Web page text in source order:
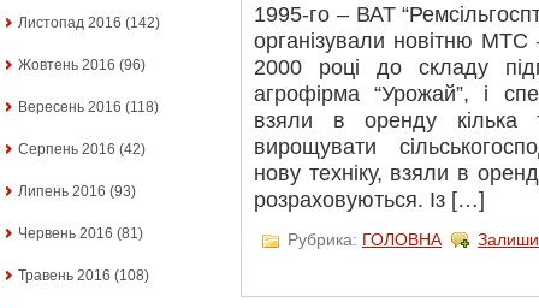
Листопад 2016 (142)
Жовтень 2016 (96)
Вересень 2016 (118)
Серпень 2016 (42)
Липень 2016 (93)
Червень 2016 (81)
Травень 2016 (108)
1995-го – ВАТ
організували новітню МТС
2000 році до складу
агрофірма “Урожай”, і
взяли в оренду кілька
вирощувати
нову техніку, взяли в
розраховуються. Із […]
Рубрика: ГОЛОВНА